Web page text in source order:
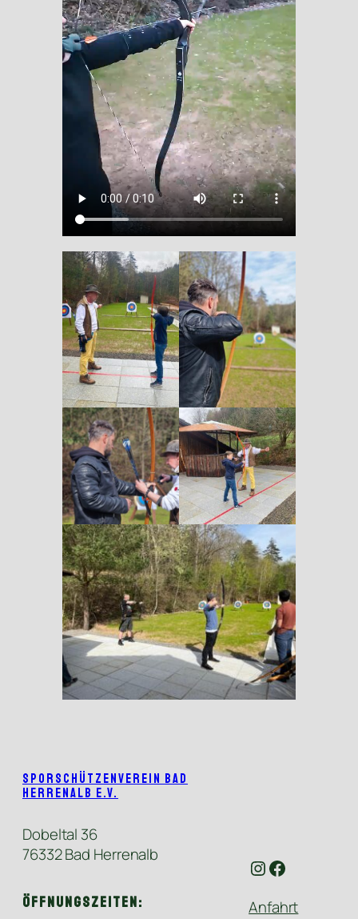
Sporschützenverein Bad
Herrenalb e.V.
Dobeltal 36
76332 Bad Herrenalb
Öffnungszeiten:
Instagram
Facebook
Anfahrt